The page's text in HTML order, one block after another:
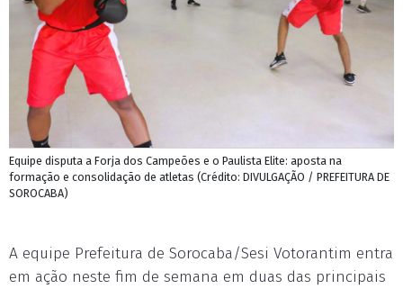
Equipe disputa a Forja dos Campeões e o Paulista Elite: aposta na
formação e consolidação de atletas (Crédito: DIVULGAÇÃO / PREFEITURA DE
SOROCABA)
A equipe Prefeitura de Sorocaba/Sesi Votorantim entra
em ação neste fim de semana em duas das principais